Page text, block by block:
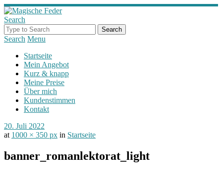
Search
Search Menu
Startseite
Mein Angebot
Kurz & knapp
Meine Preise
Über mich
Kundenstimmen
Kontakt
20. Juli 2022
at 1000 × 350 px in Startseite
banner_romanlektorat_light